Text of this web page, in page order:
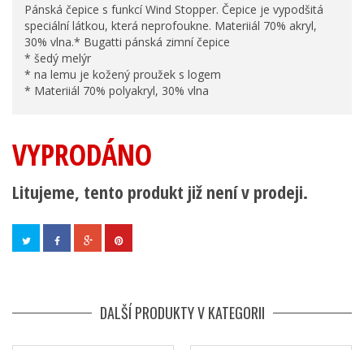
Pánská čepice s funkcí Wind Stopper. Čepice je vypodšitá
speciální látkou, která neprofoukne. Materiiál 70% akryl,
30% vlna.* Bugatti pánská zimní čepice
* šedý melýr
* na lemu je kožený proužek s logem
* Materiiál 70% polyakryl, 30% vlna
VYPRODÁNO
Litujeme, tento produkt již není v prodeji.
DALŠÍ PRODUKTY V KATEGORII